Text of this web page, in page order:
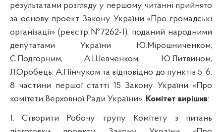
результатами розгляду у першому читанні прийнято
за основу проект Закону України «Про громадські
організації» (реєстр.№7262-1), поданий народними
депутатами України Ю.Мірошниченком,
С.Подгорним, А.Шевченком, Ю.Литвином,
Л.Оробець, А.Пінчуком та відповідно до пунктів 5, 6,
8 частини першої статті 15 Закону України «Про
комітети Верховної Ради України», Комітет вирішив:
1. Створити Робочу групу Комітету з питань